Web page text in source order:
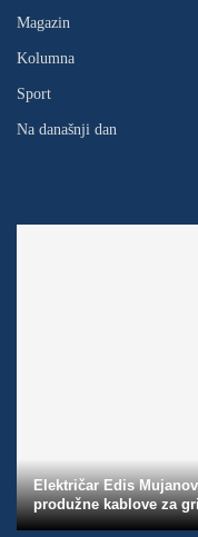
Magazin
Kolumna
Sport
Na današnji dan
Električar Edis
produžne kablove za